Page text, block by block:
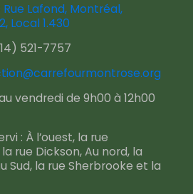
Rue Lafond, Montréal,
Local 1.430
521-7757
vendredi de 9h00 à 12h00
: À l’ouest, la rue
la rue Dickson, Au nord, la
Sud, la rue Sherbrooke et la